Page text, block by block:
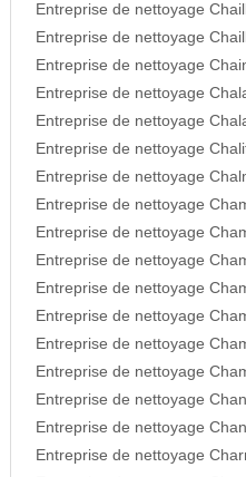
Entreprise de nettoyage
Entreprise de nettoyage
Entreprise de nettoyage
Entreprise de nettoyage
Entreprise de nettoyage
Entreprise de nettoyage
Entreprise de nettoyage
Entreprise de nettoyage
Entreprise de nettoyage
Entreprise de nettoyage
Entreprise de nettoyage
Entreprise de nettoyage
Entreprise de nettoyage
Entreprise de nettoyage
Entreprise de nettoyage
Entreprise de nettoyage
Entreprise de nettoyage